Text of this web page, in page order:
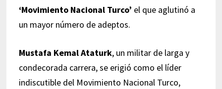
‘Movimiento Nacional Turco’ el que aglutinó a
un mayor número de adeptos.
Mustafa Kemal Ataturk, un militar de larga y
condecorada carrera, se erigió como el líder
indiscutible del Movimiento Nacional Turco,